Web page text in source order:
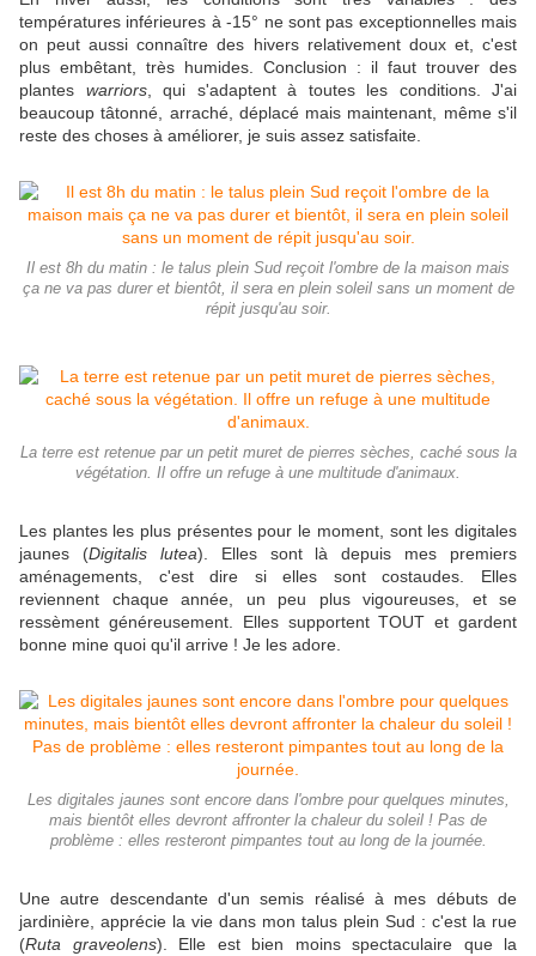
températures inférieures à -15° ne sont pas exceptionnelles mais
on peut aussi connaître des hivers relativement doux et, c'est
plus embêtant, très humides. Conclusion : il faut trouver des
plantes warriors, qui s'adaptent à toutes les conditions. J'ai
beaucoup tâtonné, arraché, déplacé mais maintenant, même s'il
reste des choses à améliorer, je suis assez satisfaite.
Il est 8h du matin : le talus plein Sud reçoit l'ombre de la maison mais
ça ne va pas durer et bientôt, il sera en plein soleil sans un moment de
répit jusqu'au soir.
La terre est retenue par un petit muret de pierres sèches, caché sous la
végétation. Il offre un refuge à une multitude d'animaux.
Les plantes les plus présentes pour le moment, sont les digitales
jaunes (Digitalis lutea). Elles sont là depuis mes premiers
aménagements, c'est dire si elles sont costaudes. Elles
reviennent chaque année, un peu plus vigoureuses, et se
ressèment généreusement. Elles supportent TOUT et gardent
bonne mine quoi qu'il arrive ! Je les adore.
Les digitales jaunes sont encore dans l'ombre pour quelques minutes,
mais bientôt elles devront affronter la chaleur du soleil ! Pas de
problème : elles resteront pimpantes tout au long de la journée.
Une autre descendante d'un semis réalisé à mes débuts de
jardinière, apprécie la vie dans mon talus plein Sud : c'est la rue
(Ruta graveolens). Elle est bien moins spectaculaire que la